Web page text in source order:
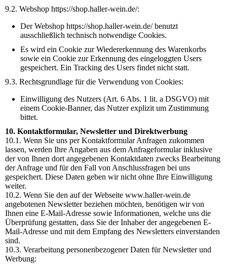
9.2. Webshop https://shop.haller-wein.de/:
Der Webshop https://shop.haller-wein.de/ benutzt
ausschließlich technisch notwendige Cookies.
Es wird ein Cookie zur Wiedererkennung des Warenkorbs
sowie ein Cookie zur Erkennung des eingeloggten Users
gespeichert. Ein Tracking des Users findet nicht statt.
9.3. Rechtsgrundlage für die Verwendung von Cookies:
Einwilligung des Nutzers (Art. 6 Abs. 1 lit. a DSGVO) mit
einem Cookie-Banner, das Nutzer explizit um Zustimmung
bittet.
10. Kontaktformular, Newsletter und Direktwerbung
10.1. Wenn Sie uns per Kontaktformular Anfragen zukommen
lassen, werden Ihre Angaben aus dem Anfrageformular inklusive
der von Ihnen dort angegebenen Kontaktdaten zwecks Bearbeitung
der Anfrage und für den Fall von Anschlussfragen bei uns
gespeichert. Diese Daten geben wir nicht ohne Ihre Einwilligung
weiter.
10.2. Wenn Sie den auf der Webseite www.haller-wein.de
angebotenen Newsletter beziehen möchten, benötigen wir von
Ihnen eine E-Mail-Adresse sowie Informationen, welche uns die
Überprüfung gestatten, dass Sie der Inhaber der angegebenen E-
Mail-Adresse und mit dem Empfang des Newsletters einverstanden
sind.
10.3. Verarbeitung personenbezogener Daten für Newsletter und
Werbung: